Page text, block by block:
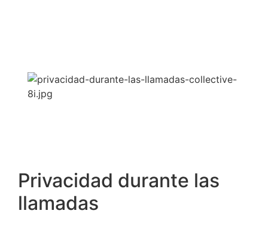
Privacidad durante las
llamadas